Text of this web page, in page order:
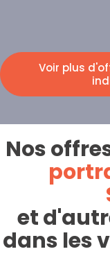
Voir plus
Nos
et
dans les